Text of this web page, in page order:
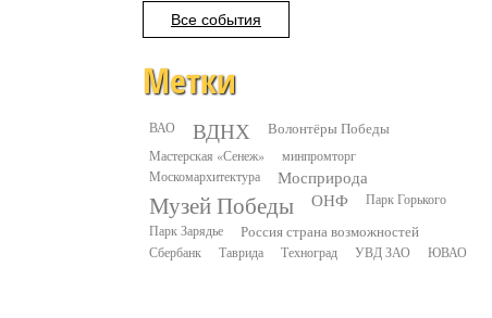
Все события
Метки
ВАО ВДНХ Волонтёры Победы
Мастерская «Сенеж»
минпромторг
Москомархитектура
Мосприрода
Музей Победы ОНФ
Парк Горького
Парк Зарядье
Россия страна возможностей
Сбербанк Таврида Техноград УВД ЗАО ЮВАО